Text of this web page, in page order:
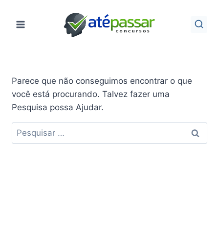
para
Parece que não conseguimos encontrar o que
você está procurando. Talvez fazer uma
Pesquisa possa Ajudar.
Pesquisar
por: